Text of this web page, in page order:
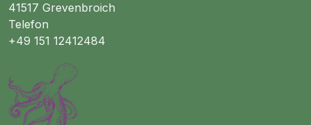
41517 Grevenbroich
Telefon
+49 151 12412484